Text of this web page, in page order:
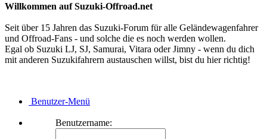
Willkommen auf Suzuki-Offroad.net
Seit über 15 Jahren das Suzuki-Forum für alle Geländewagenfahrer
und Offroad-Fans - und solche die es noch werden wollen.
Egal ob Suzuki LJ, SJ, Samurai, Vitara oder Jimny - wenn du dich
mit anderen Suzukifahrern austauschen willst, bist du hier richtig!
Benutzer-Menü
Benutzername: